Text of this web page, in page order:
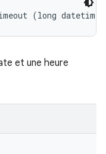
(long
et une heure